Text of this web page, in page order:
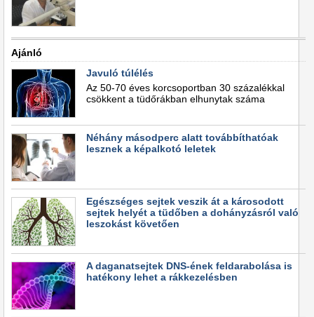
Ajánló
Javuló túlélés
Az 50-70 éves korcsoportban 30 százalékkal
csökkent a tüdőrákban elhunytak száma
Néhány másodperc alatt továbbíthatóak
lesznek a képalkotó leletek
Egészséges sejtek veszik át a károsodott
sejtek helyét a tüdőben a dohányzásról való
leszokást követően
A daganatsejtek DNS-ének feldarabolása is
hatékony lehet a rákkezelésben